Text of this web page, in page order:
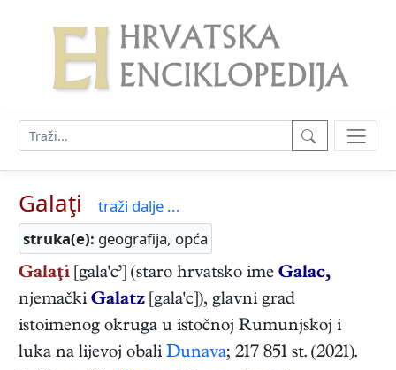
Galaţi
traži dalje ...
struka(e): geografija, opća
Galaţi [gala'c’] (staro hrvatsko ime Galac,
njemački Galatz [gala'c]), glavni grad
istoimenog okruga u istočnoj Rumunjskoj i
luka na lijevoj obali Dunava; 217 851 st. (2021).